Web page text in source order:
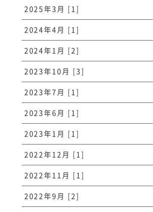
2025年3月 [1]
2024年4月 [1]
2024年1月 [2]
2023年10月 [3]
2023年7月 [1]
2023年6月 [1]
2023年1月 [1]
2022年12月 [1]
2022年11月 [1]
2022年9月 [2]